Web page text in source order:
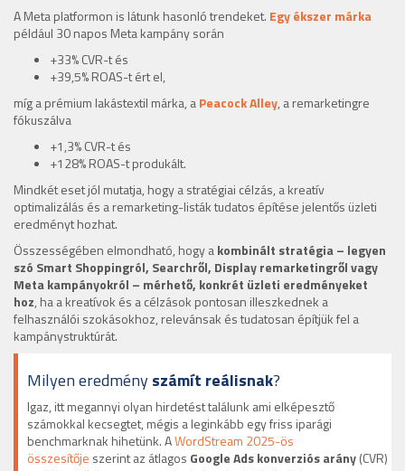
A Meta platformon is látunk hasonló trendeket. Egy ékszer márka
például 30 napos Meta kampány során
+33% CVR-t és
+39,5% ROAS-t ért el,
míg a prémium lakástextil márka, aPeacock Alley, a remarketingre
fókuszálva
+1,3% CVR-t és
+128% ROAS-t produkált.
Mindkét eset jól mutatja, hogy a stratégiai célzás, a kreatív
optimalizálás és a remarketing-listák tudatos építése jelentős üzleti
eredményt hozhat.
Összességében elmondható, hogy akombinált stratégia – legyen
szó Smart Shoppingról, Searchről, Display remarketingről vagy
Meta kampányokról – mérhető, konkrét üzleti eredményeket
hoz, ha a kreatívok és a célzások pontosan illeszkednek a
felhasználói szokásokhoz, relevánsak és tudatosan építjük fel a
kampánystruktúrát.
Milyen eredményszámít reálisnak?
Igaz, itt megannyi olyan hirdetést találunk ami elképesztő
számokkal kecsegtet, mégis a leginkább egy friss iparági
benchmarknak hihetünk. AWordStream 2025-ös
összesítője szerint az átlagos Google Ads konverziós arány(CVR)